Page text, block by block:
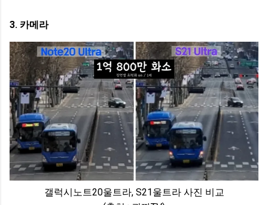
3. 카메라
갤럭시노트20울트라, S21울트라 사진 비교